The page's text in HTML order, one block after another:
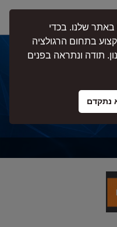
שלנו. בכדי
בתחום הרגולציה
תודה ונתראה בפנים
נתקדם